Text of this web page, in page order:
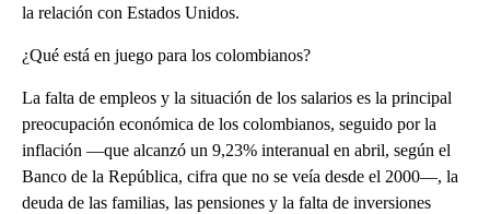
la relación con Estados Unidos.
¿Qué está en juego para los colombianos?
La falta de empleos y la situación de los salarios es la principal
preocupación económica de los colombianos, seguido por la
inflación —que alcanzó un 9,23% interanual en abril, según el
Banco de la República, cifra que no se veía desde el 2000—, la
deuda de las familias, las pensiones y la falta de inversiones